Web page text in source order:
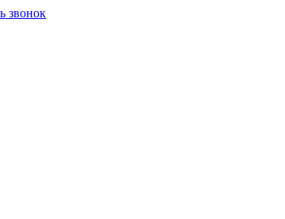
звонок